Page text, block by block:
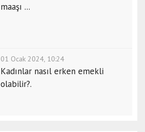
maaşı ...
01 Ocak 2024, 10:24
Kadınlar nasıl erken emekli
olabilir?.